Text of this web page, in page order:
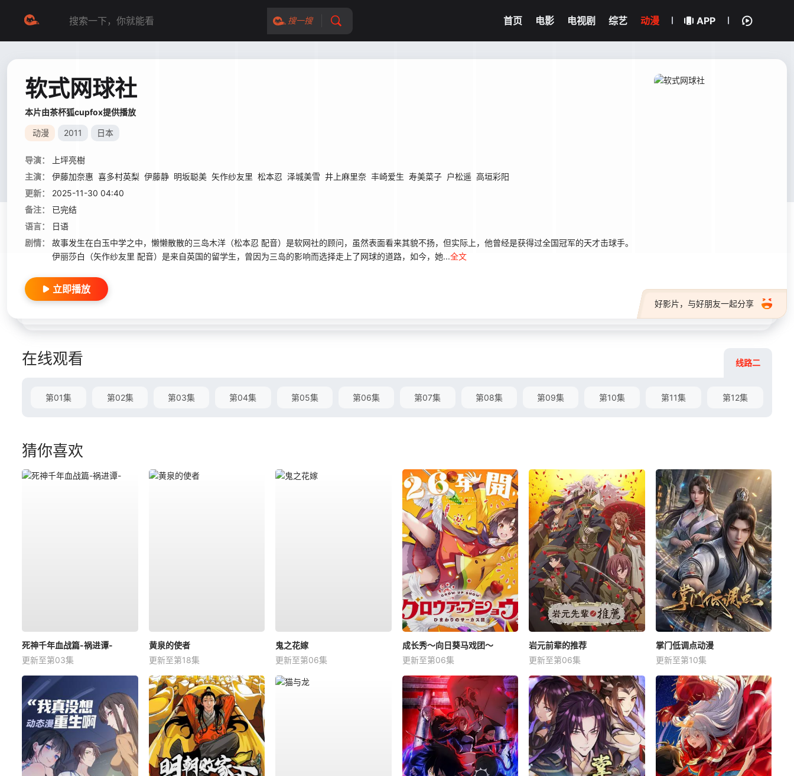
搜一搜 首页 电影 电视剧 综艺 动漫 APP
软式网球社
本片由茶杯狐cupfox提供播放
动漫 2011 日本
导演：
上坪亮樹
主演：
伊藤加奈惠 喜多村英梨 伊藤静 明坂聪美 矢作纱友里 松本忍 泽城美雪 井上麻里奈 丰崎爱生 寿美菜子 户松遥 高垣彩阳
更新：
2025-11-30 04:40
备注：
已完结
语言：
日语
剧情：
故事发生在白玉中学之中，懒懒散散的三岛木洋（松本忍 配音）是软网社的顾问，虽然表面看来其貌不扬，但实际上，他曾经是获得过全国冠军的天才击球手。
伊丽莎白（矢作纱友里 配音）是来自英国的留学生，曾因为三岛的影响而选择走上了网球的道路，如今，她...全文
好影片，与好朋友一起分享
立即播放
在线观看 线路二
第01集 第02集 第03集 第04集 第05集 第06集 第07集 第08集 第09集 第10集 第11集 第12集
猜你喜欢
死神千年血战篇-祸进谭-
更新至第03集
黄泉的使者
更新至第18集
鬼之花嫁
更新至第06集
成长秀～向日葵马戏团～
更新至第06集
岩元前辈的推荐
更新至第06集
掌门低调点动漫
更新至第10集